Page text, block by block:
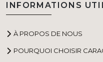
INFORMATIONS
À PROPOS DE NOUS
POURQUOI CHOISIR